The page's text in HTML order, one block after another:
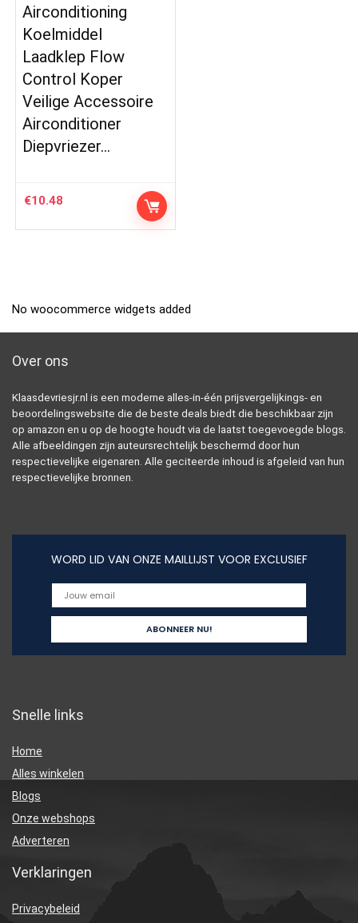
Airconditioning
Koelmiddel
Laadklep Flow
Control Koper
Veilige Accessoire
Airconditioner
Diepvriezer…
€10.48
No woocommerce widgets added
Over ons
Klaasdevriesjr.nl is een moderne alles-in-één prijsvergelijkings- en
beoordelingswebsite die de beste deals biedt die beschikbaar zijn
op amazon en u op de hoogte houdt via de laatst toegevoegde blogs.
Alle afbeeldingen zijn auteursrechtelijk beschermd door hun
respectievelijke eigenaren. Alle geciteerde inhoud is afgeleid van hun
respectievelijke bronnen.
WORD LID VAN ONZE MAILLIJST VOOR EXCLUSIEF
Snelle links
Home
Alles winkelen
Blogs
Onze webshops
Adverteren
Verklaringen
Privacybeleid